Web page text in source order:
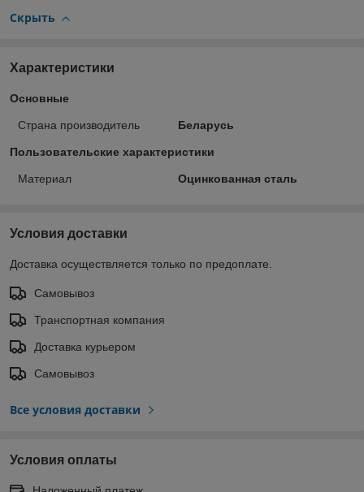
Скрыть
Характеристики
Основные
Страна производитель Беларусь
Пользовательские характеристики
Материал Оцинкованная сталь
Условия доставки
Доставка осуществляется только по предоплате.
Самовывоз
Транспортная компания
Доставка курьером
Самовывоз
Все условия доставки
Условия оплаты